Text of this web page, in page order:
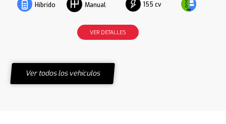
Híbrido Manual 155 cv
VER DETALLES
Ver todos los vehículos